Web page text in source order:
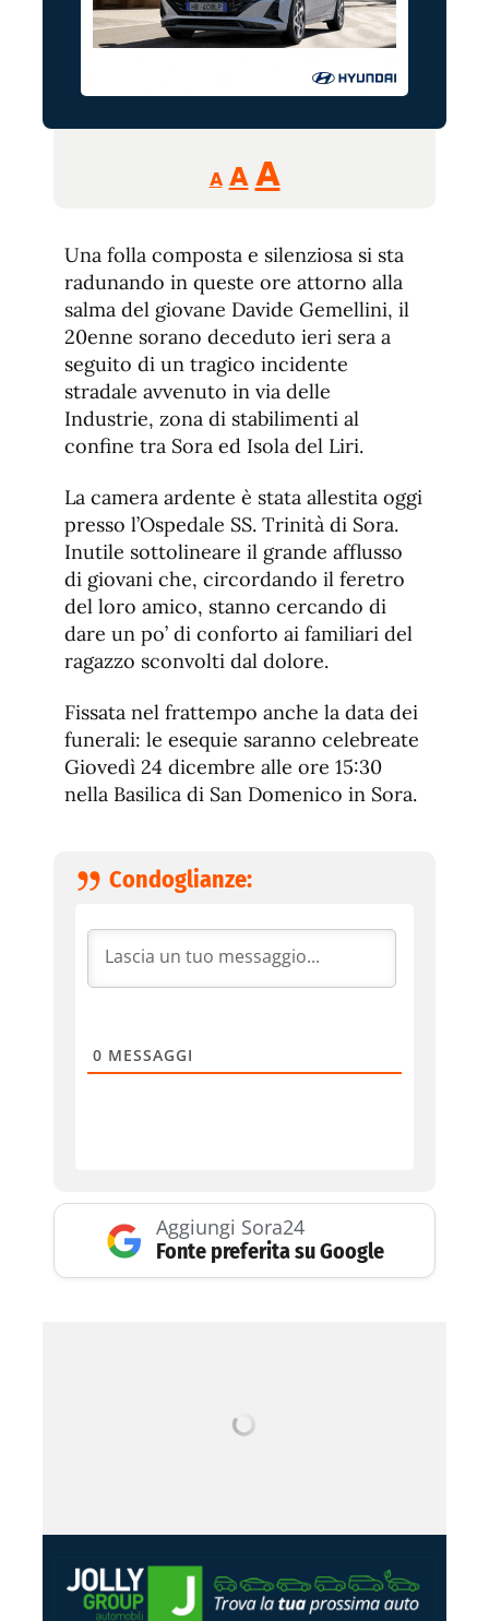
A
Reducir
tamaño
A Restablecer
de
fuente
AAumentar
de
fuente.
Una folla composta e silenziosa si sta
radunando in queste ore attorno alla
salma del giovane Davide Gemellini, il
20enne sorano deceduto ieri sera a
seguito di un tragico incidente
stradale avvenuto in via delle
Industrie, zona di stabilimenti al
confine tra Sora ed Isola del Liri.
La camera ardente è stata allestita oggi
presso l’Ospedale SS. Trinità di Sora.
Inutile sottolineare il grande afflusso
di giovani che, circordando il feretro
del loro amico, stanno cercando di
dare un po’ di conforto ai familiari del
ragazzo sconvolti dal dolore.
Fissata nel frattempo anche la data dei
funerali: le esequie saranno celebreate
Giovedì 24 dicembre alle ore 15:30
nella Basilica di San Domenico in Sora.
Condoglianze:
0 MESSAGGI
Aggiungi Sora24
Fonte preferita su Google